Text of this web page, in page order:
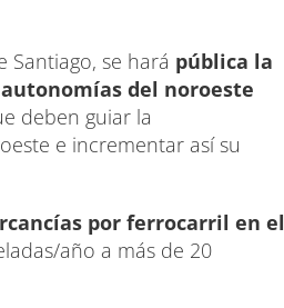
Santiago, se hará pública la
del noroeste
deben guiar la
e incrementar así su
por ferrocarril en el
año a más de 20